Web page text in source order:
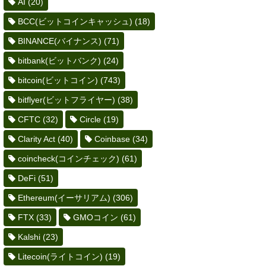
AI (20)
BCC(ビットコインキャッシュ) (18)
BINANCE(バイナンス) (71)
bitbank(ビットバンク) (24)
bitcoin(ビットコイン) (743)
bitflyer(ビットフライヤー) (38)
CFTC (32) Circle (19)
Clarity Act (40) Coinbase (34)
coincheck(コインチェック) (61)
DeFi (51)
Ethereum(イーサリアム) (306)
FTX (33) GMOコイン (61)
Kalshi (23)
Litecoin(ライトコイン) (19)